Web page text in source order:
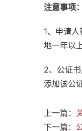
注意事项：
1、申请
地一年以
2、公证
添加该公
上一篇：
下一篇：